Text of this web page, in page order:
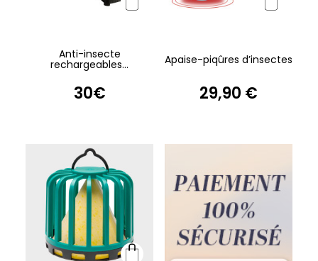
Anti-insecte
rechargeables...
30€
Apaise-piqûres d’insectes
29,90 €